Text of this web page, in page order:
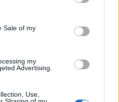
and its third-party tags to
purposes in below Google
Sale of my
my
Advertising.
Use,
μία και μόνη σημείωση
και Λαγούσες είναι τα
εκτός του ορίου των 3
και η ηπειρωτική Ελλάδα δεν
χάρτης στο Οθωμανικό –
αναγράφει χρονολογία 1341 η
δυτικού ημερολογίου. Η